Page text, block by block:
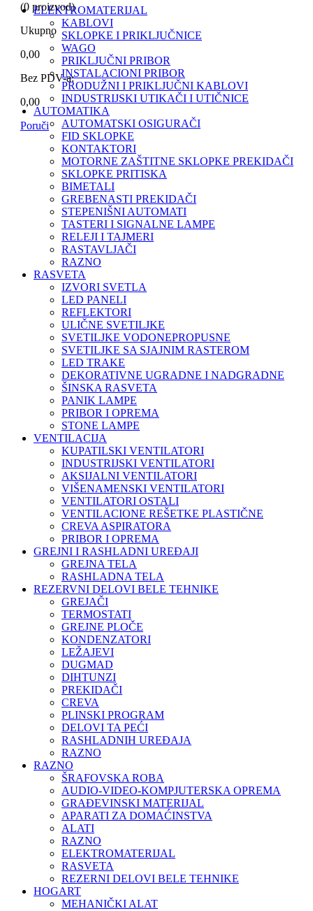
(0 proizvod)
Ukupno
0,00
Bez PDV-a:
0,00
Poruči
ELEKTROMATERIJAL
KABLOVI
SKLOPKE I PRIKLJUČNICE
WAGO
PRIKLJUČNI PRIBOR
INSTALACIONI PRIBOR
PRODUŽNI I PRIKLJUČNI KABLOVI
INDUSTRIJSKI UTIKAČI I UTIČNICE
AUTOMATIKA
AUTOMATSKI OSIGURAČI
FID SKLOPKE
KONTAKTORI
MOTORNE ZAŠTITNE SKLOPKE PREKIDAČI
SKLOPKE PRITISKA
BIMETALI
GREBENASTI PREKIDAČI
STEPENIŠNI AUTOMATI
TASTERI I SIGNALNE LAMPE
RELEJI I TAJMERI
RASTAVLJAČI
RAZNO
RASVETA
IZVORI SVETLA
LED PANELI
REFLEKTORI
ULIČNE SVETILJKE
SVETILJKE VODONEPROPUSNE
SVETILJKE SA SJAJNIM RASTEROM
LED TRAKE
DEKORATIVNE UGRADNE I NADGRADNE
ŠINSKA RASVETA
PANIK LAMPE
PRIBOR I OPREMA
STONE LAMPE
VENTILACIJA
KUPATILSKI VENTILATORI
INDUSTRIJSKI VENTILATORI
AKSIJALNI VENTILATORI
VIŠENAMENSKI VENTILATORI
VENTILATORI OSTALI
VENTILACIONE REŠETKE PLASTIČNE
CREVA ASPIRATORA
PRIBOR I OPREMA
GREJNI I RASHLADNI UREĐAJI
GREJNA TELA
RASHLADNA TELA
REZERVNI DELOVI BELE TEHNIKE
GREJAČI
TERMOSTATI
GREJNE PLOČE
KONDENZATORI
LEŽAJEVI
DUGMAD
DIHTUNZI
PREKIDAČI
CREVA
PLINSKI PROGRAM
DELOVI TA PEĆI
RASHLADNIH UREĐAJA
RAZNO
RAZNO
ŠRAFOVSKA ROBA
AUDIO-VIDEO-KOMPJUTERSKA OPREMA
GRAĐEVINSKI MATERIJAL
APARATI ZA DOMAĆINSTVA
ALATI
RAZNO
ELEKTROMATERIJAL
RASVETA
REZERNI DELOVI BELE TEHNIKE
HOGART
MEHANIČKI ALAT